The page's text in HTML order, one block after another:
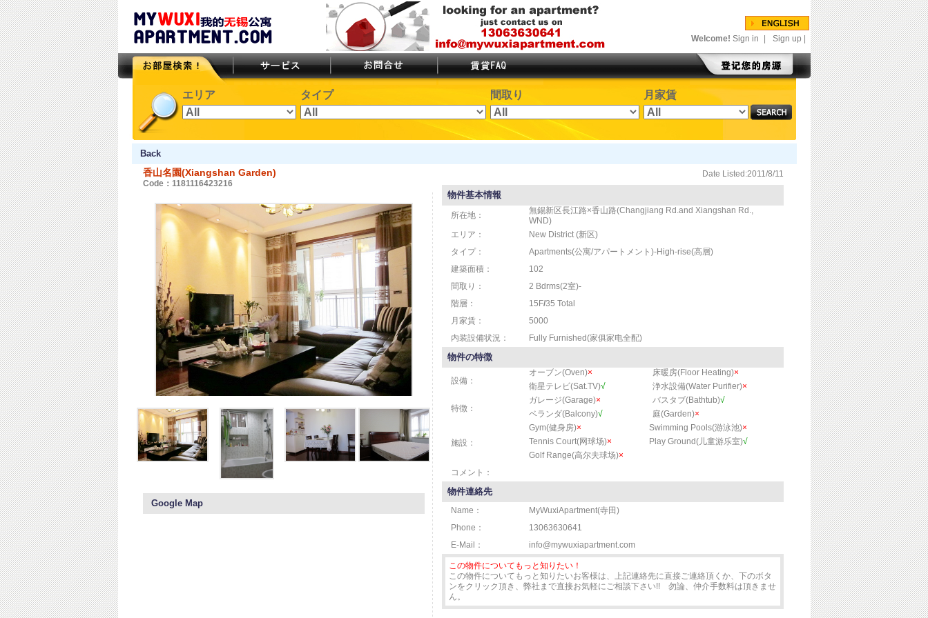
Welcome! Sign in Sign up
エリア タイプ 間取り 月家賃
Back
香山名園(Xiangshan Garden)
Code：1181116423216
Date Listed:2011/8/11
物件基本情報
所在地：
無錫新区長江路×香山路(Changjiang Rd.and Xiangshan Rd.,
WND)
エリア：
New District (新区)
タイプ：
Apartments(公寓/アパートメント)-High-rise(高層)
建築面積：
102
間取り：
2 Bdrms(2室)-
階層：
15F/35 Total
月家賃：
5000
内装設備状況：
Fully Furnished(家俱家电全配)
物件の特徴
設備：
オーブン(Oven)× 床暖房(Floor Heating)×
衛星テレビ(Sat.TV)√ 浄水設備(Water Purifier)×
特徴：
ガレージ(Garage)× バスタブ(Bathtub)√
ベランダ(Balcony)√ 庭(Garden)×
施設：
Gym(健身房)× Swimming Pools(游泳池)×
Tennis Court(网球场)× Play Ground(儿童游乐室)√
Golf Range(高尔夫球场)×
コメント：
物件連絡先
Name：
MyWuxiApartment(寺田)
Phone：
13063630641
E-Mail：
info@mywuxiapartment.com
この物件についてもっと知りたい！
この物件についてもっと知りたいお客様は、上記連絡先に直接ご連絡頂くか、下のボタ
ンをクリック頂き、弊社まで直接お気軽にご相談下さい!! 勿論、仲介手数料は頂きませ
ん。
Google Map